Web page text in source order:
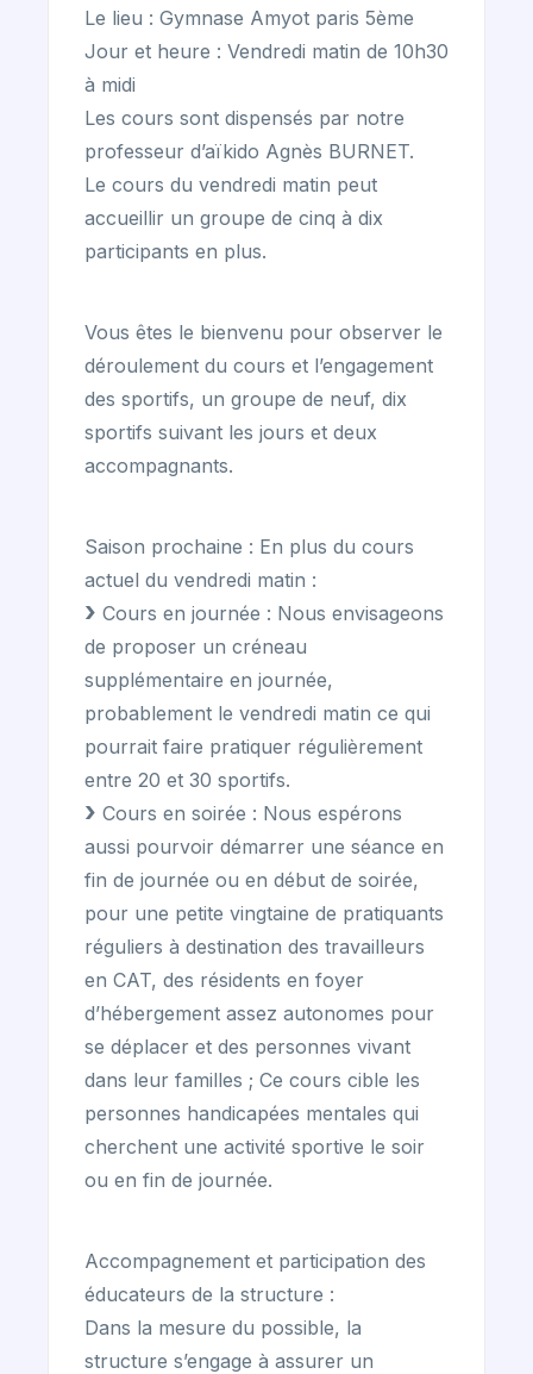
Le lieu : Gymnase Amyot paris 5ème
Jour et heure : Vendredi matin de 10h30
à midi
Les cours sont dispensés par notre
professeur d’aïkido Agnès BURNET.
Le cours du vendredi matin peut
accueillir un groupe de cinq à dix
participants en plus.
Vous êtes le bienvenu pour observer le
déroulement du cours et l’engagement
des sportifs, un groupe de neuf, dix
sportifs suivant les jours et deux
accompagnants.
Saison prochaine : En plus du cours
actuel du vendredi matin :
Cours en journée : Nous envisageons
de proposer un créneau
supplémentaire en journée,
probablement le vendredi matin ce qui
pourrait faire pratiquer régulièrement
entre 20 et 30 sportifs.
Cours en soirée : Nous espérons
aussi pourvoir démarrer une séance en
fin de journée ou en début de soirée,
pour une petite vingtaine de pratiquants
réguliers à destination des travailleurs
en CAT, des résidents en foyer
d’hébergement assez autonomes pour
se déplacer et des personnes vivant
dans leur familles ; Ce cours cible les
personnes handicapées mentales qui
cherchent une activité sportive le soir
ou en fin de journée.
Accompagnement et participation des
éducateurs de la structure :
Dans la mesure du possible, la
structure s’engage à assurer un